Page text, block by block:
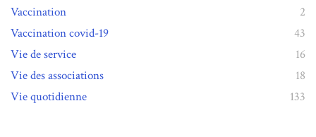
Vaccination
2
Vaccination covid-19
43
Vie de service
16
Vie des associations
18
Vie quotidienne
133